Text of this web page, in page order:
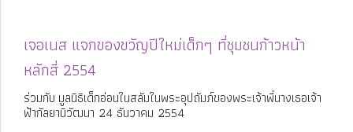
เจอเนส แจกของขวัญปีใหม่เด็กๆ ที่ชุมชนก้าวหน้า
หลักสี่ 2554
ร่วมกับ มูลนิธิเด็กอ่อนในสลัมในพระอุปถัมภ์ของพระเจ้าพี่นางเธอเจ้า
ฟ้ากัลยานิวัฒนา 24 ธันวาคม 2554